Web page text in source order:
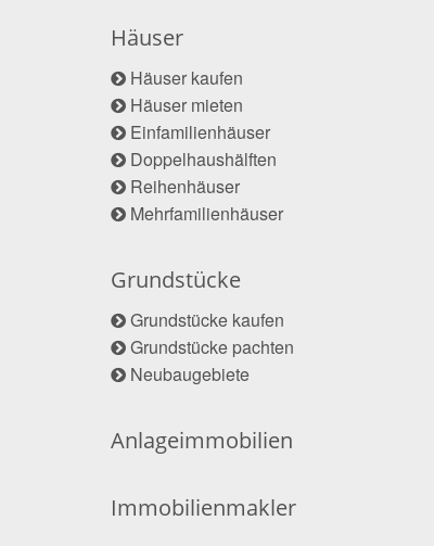
Häuser
Häuser kaufen
Häuser mieten
Einfamilienhäuser
Doppelhaushälften
Reihenhäuser
Mehrfamilienhäuser
Grundstücke
Grundstücke kaufen
Grundstücke pachten
Neubaugebiete
Anlageimmobilien
Immobilienmakler